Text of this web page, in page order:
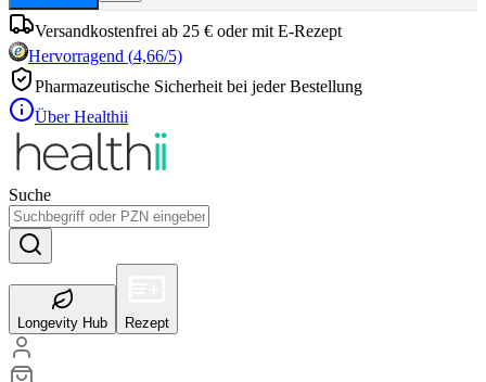
Versandkostenfrei ab 25 € oder mit E-Rezept
Hervorragend (4,66/5)
Pharmazeutische Sicherheit bei jeder Bestellung
Über Healthii
Suche
Longevity Hub Rezept